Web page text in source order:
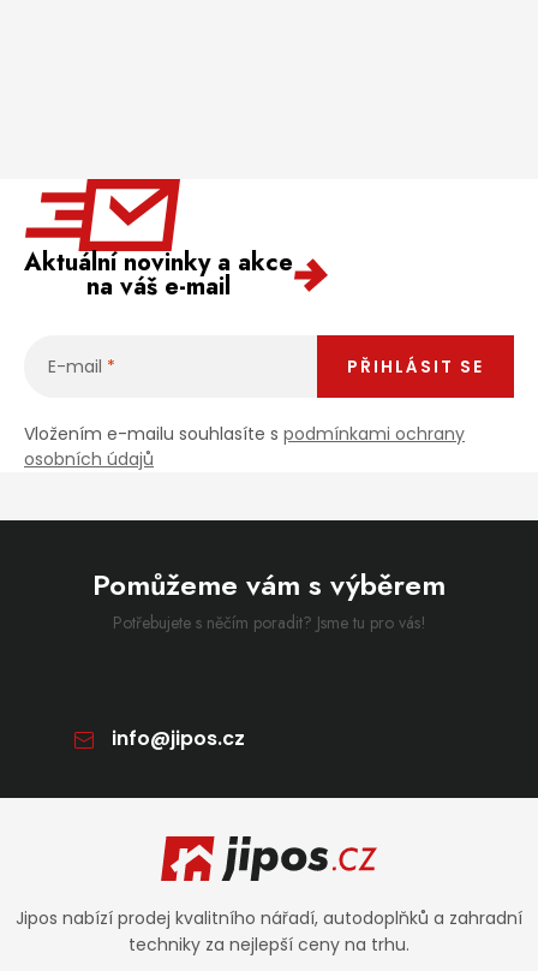
Aktuální novinky a akce
na váš e-mail
E-mail
Vložením e-mailu souhlasíte s podmínkami ochrany
osobních údajů
PŘIHLÁSIT SE
Pomůžeme vám s výběrem
Potřebujete s něčím poradit? Jsme tu pro vás!
info@jipos.cz
Jipos nabízí prodej kvalitního nářadí, autodoplňků a zahradní
techniky za nejlepší ceny na trhu.